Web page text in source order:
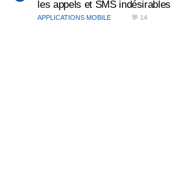
les appels et SMS indésirables
APPLICATIONS MOBILE 💬 14